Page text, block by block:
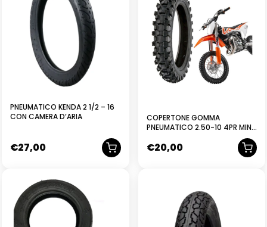
PNEUMATICO KENDA 2 1/2 – 16
CON CAMERA D’ARIA
€27,00
COPERTONE GOMMA
PNEUMATICO 2.50-10 4PR MINI
CROSS PIT BIKE TASSELLATO
€20,00